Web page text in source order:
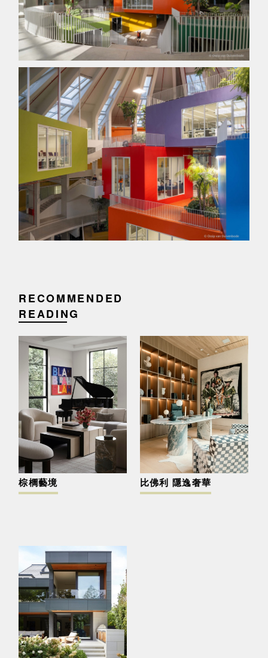
RECOMMENDED
READING
棕櫚藝境 比佛利 隱逸奢華